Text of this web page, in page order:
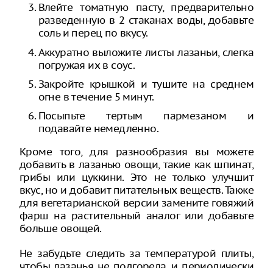
Влейте томатную пасту, предварительно
разведенную в 2 стаканах воды, добавьте
соль и перец по вкусу.
Аккуратно выложите листы лазаньи, слегка
погружая их в соус.
Закройте крышкой и тушите на среднем
огне в течение 5 минут.
Посыпьте тертым пармезаном и
подавайте немедленно.
Кроме того, для разнообразия вы можете
добавить в лазанью овощи, такие как шпинат,
грибы или цуккини. Это не только улучшит
вкус, но и добавит питательных веществ. Также
для вегетарианской версии замените говяжий
фарш на растительный аналог или добавьте
больше овощей.
Не забудьте следить за температурой плиты,